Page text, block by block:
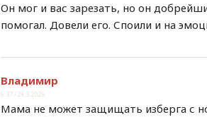
Он мог и вас зарезать, но он
помогал. Довели его. Споили и на
Владимир
6:37 / 26.5.2026
Мама не может защищать изберга с